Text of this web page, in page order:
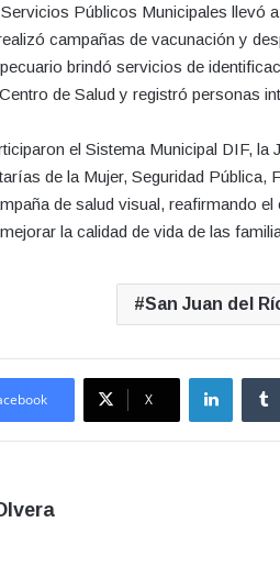
Públicos Municipales llevó
campañas de vacunación y
brindó servicios de
de Salud y registró personas
el Sistema Municipal DIF, la
de la Mujer, Seguridad Pública,
de salud visual, reafirmando
la calidad de vida de las
San Juan del
X